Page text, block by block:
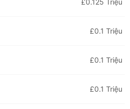
£0.125 Triệu
£0.1 Triệu
£0.1 Triệu
£0.1 Triệu